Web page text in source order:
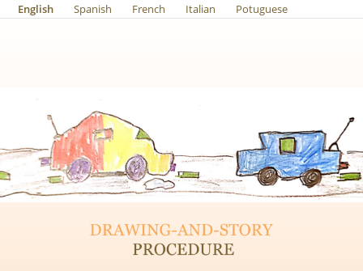
English Spanish French Italian Potuguese